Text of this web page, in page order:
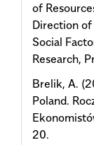
of
Direction
Social
Research,
Brelik, A.
Poland.
20.